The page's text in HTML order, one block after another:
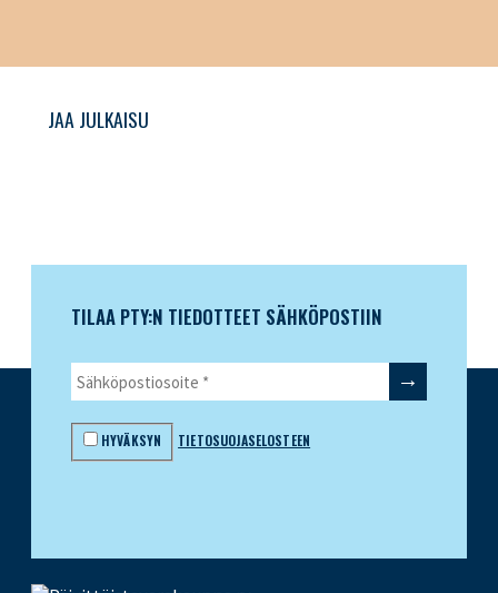
JAA JULKAISU
TILAA PTY:N TIEDOTTEET SÄHKÖPOSTIIN
HYVÄKSYN TIETOSUOJASELOSTEEN